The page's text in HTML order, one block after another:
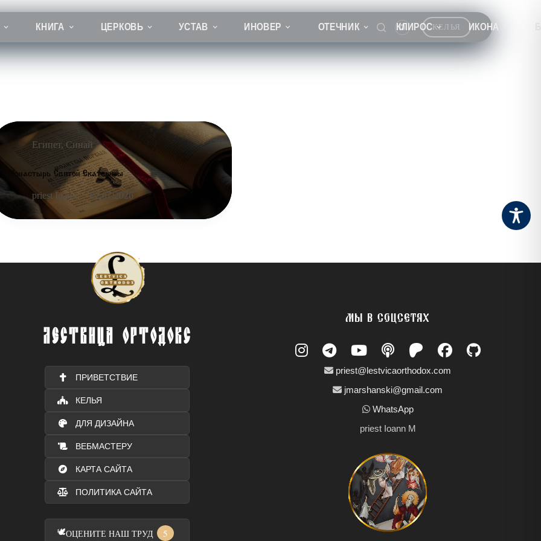
КНИГА ЦЕРКОВЬ УСТАВ ИНОВЕР ОТЕЧНИК КЛИРОС ИКОНА
КЕЛЬЯ
Египет,Синай
Монастырь Святой Екатерины
priest Ioann 02.07.2026
ЛЕСТВИЦА ОРТОДОКС
ПРИВЕТСТВИЕ
КЕЛЬЯ
ДЛЯ ДИЗАЙНА
ВЕБМАСТЕРУ
КАРТА САЙТА
ПОЛИТИКА САЙТА
🕊️ОЦЕНИТЕ НАШ ТРУД 5
МЫ В СОЦСЕТЯХ
priest@lestvicaorthodox.com
jmarshanski@gmail.com
WhatsApp
priest Ioann M